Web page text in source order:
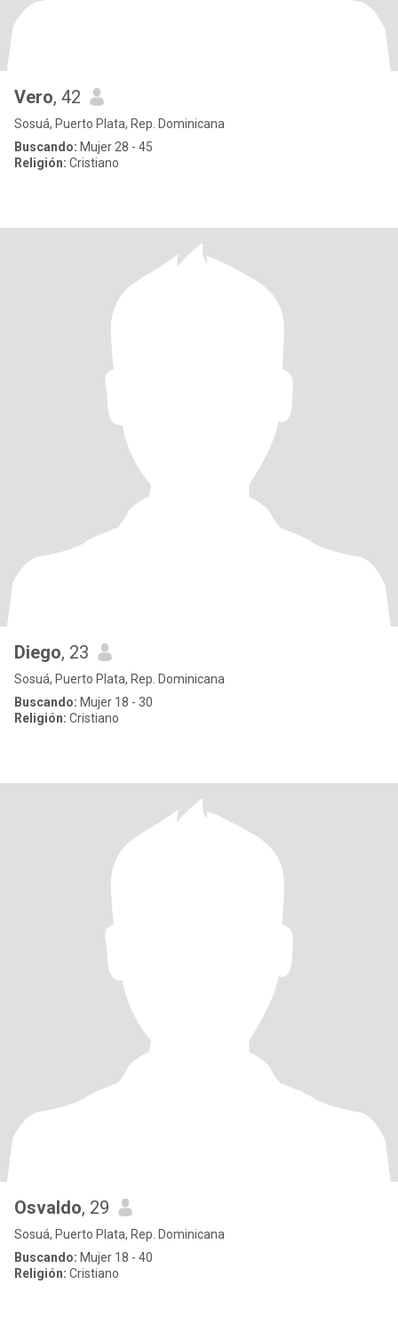
Vero, 42
Sosuá, Puerto Plata, Rep. Dominicana
Buscando: Mujer 28 - 45
Religión: Cristiano
Diego, 23
Sosuá, Puerto Plata, Rep. Dominicana
Buscando: Mujer 18 - 30
Religión: Cristiano
Osvaldo, 29
Sosuá, Puerto Plata, Rep. Dominicana
Buscando: Mujer 18 - 40
Religión: Cristiano